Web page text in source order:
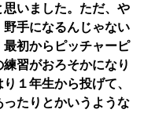
いました。ただ、や
手になるんじゃない
初からピッチャーピ
習がおろそかになり
１年生から投げて、
たりとかいうような